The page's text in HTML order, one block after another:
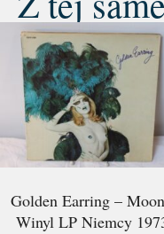
Golden Earring –
Winyl LP Niemcy